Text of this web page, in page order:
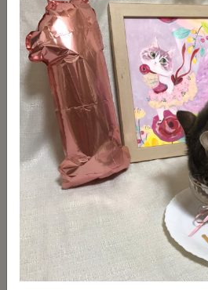
写真に一言：
ゼッタイ獲る！！
詳しく見る